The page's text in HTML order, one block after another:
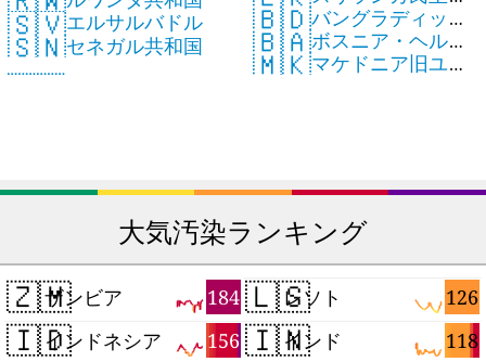
🇸🇻エルサルバドル
🇸🇳セネガル共和国
会主義共和国
🇧🇩バングラディッシ
ュ人民共和国
🇧🇦ボスニア・ヘルツ
ェゴビナ共和国
🇲🇰マケドニア旧ユー
大気汚染ランキング
🇿🇲 184
ザンビア
🇮🇩 156
インドネシア
🇱🇸 126
レソト
🇮🇳 118
インド